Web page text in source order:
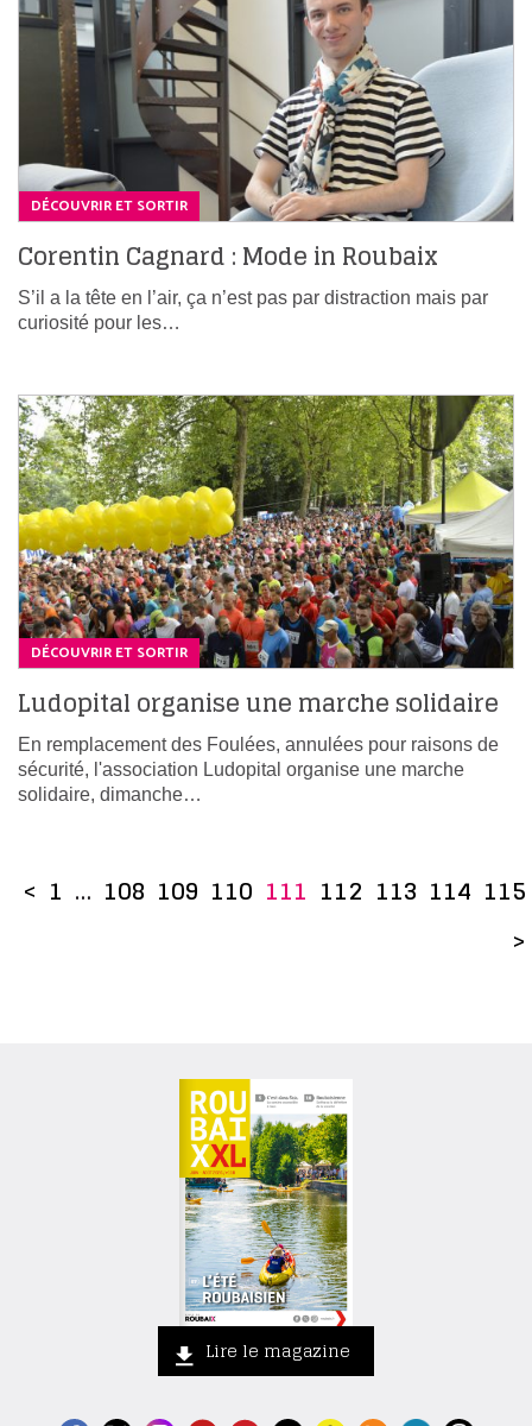
DÉCOUVRIR ET SORTIR
Corentin Cagnard : Mode in Roubaix
S’il a la tête en l’air, ça n’est pas par distraction mais par
curiosité pour les…
DÉCOUVRIR ET SORTIR
Ludopital organise une marche solidaire
En remplacement des Foulées, annulées pour raisons de
sécurité, l'association Ludopital organise une marche
solidaire, dimanche…
< 1 … 108 109 110 111 112 113 114 115
>
Lire le magazine